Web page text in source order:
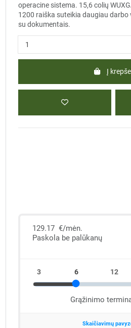
operacine sistema. 15,6 colių
1200 raiška suteikia daugiau
su dokumentais.
Į